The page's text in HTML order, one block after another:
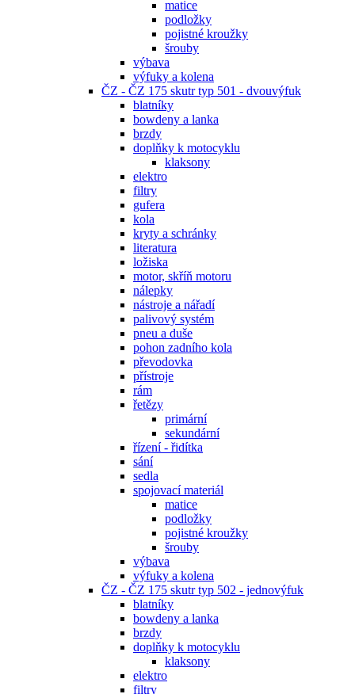
matice
podložky
pojistné kroužky
šrouby
výbava
výfuky a kolena
ČZ - ČZ 175 skutr typ 501 - dvouvýfuk
blatníky
bowdeny a lanka
brzdy
doplňky k motocyklu
klaksony
elektro
filtry
gufera
kola
kryty a schránky
literatura
ložiska
motor, skříň motoru
nálepky
nástroje a nářadí
palivový systém
pneu a duše
pohon zadního kola
převodovka
přístroje
rám
řetězy
primární
sekundární
řízení - řidítka
sání
sedla
spojovací materiál
matice
podložky
pojistné kroužky
šrouby
výbava
výfuky a kolena
ČZ - ČZ 175 skutr typ 502 - jednovýfuk
blatníky
bowdeny a lanka
brzdy
doplňky k motocyklu
klaksony
elektro
filtry